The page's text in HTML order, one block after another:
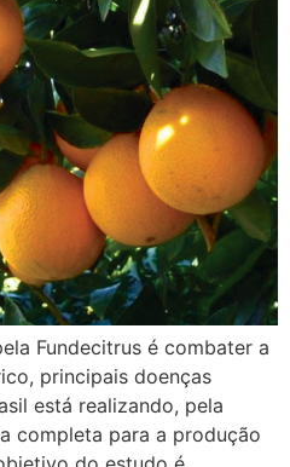
Fundecitrus é combater a
principais doenças
está realizando, pela
completa para a produção